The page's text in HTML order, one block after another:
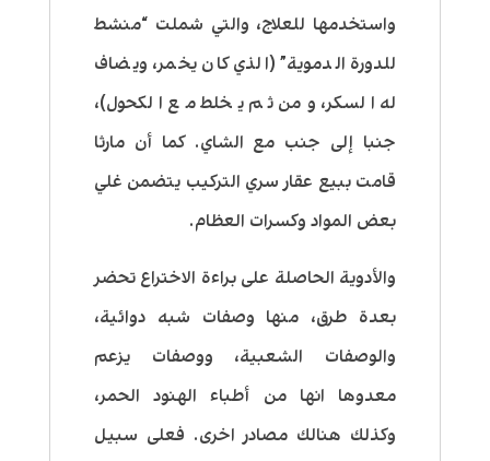
واستخدمها للعلاج، والتي شملت “منشط
للدورة الدموية” (الذي كان يخمر، ويضاف
له السكر، ومن ثم يخلط مع الكحول)،
جنبا إلى جنب مع الشاي. كما أن مارثا
قامت ببيع عقار سري التركيب يتضمن غلي
بعض المواد وكسرات العظام.
والأدوية الحاصلة على براءة الاختراع تحضر
بعدة طرق، منها وصفات شبه دوائية،
والوصفات الشعبية، ووصفات يزعم
معدوها انها من أطباء الهنود الحمر،
وكذلك هنالك مصادر اخرى. فعلى سبيل